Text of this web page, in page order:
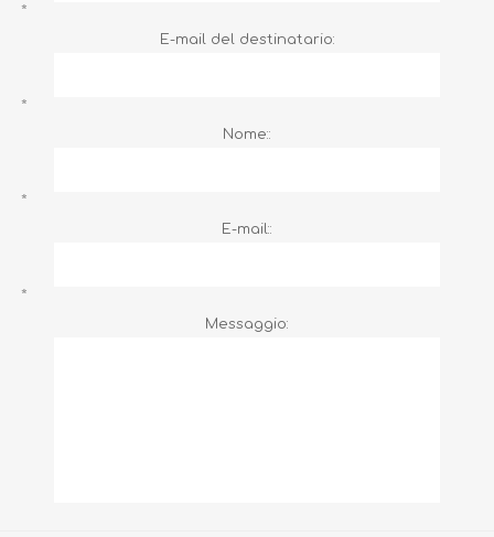
*
E-mail del destinatario:
*
Nome::
*
E-mail::
*
Messaggio: